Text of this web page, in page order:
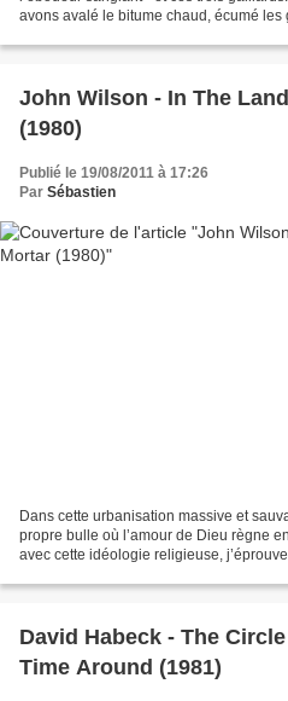
avons avalé le bitume chaud, écumé
John Wilson - In The
(1980)
Publié le 19/08/2011 à 17:26
Par Sébastien
Dans cette urbanisation massive et
propre bulle où l’amour de Dieu règne
avec cette idéologie religieuse,
David Habeck - The
Time Around (1981)